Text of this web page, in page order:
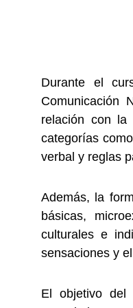
Durante el
Comunicación
relación con la
categorías
verbal y reglas
Además, la
básicas,
culturales e
sensaciones y
El objetivo del